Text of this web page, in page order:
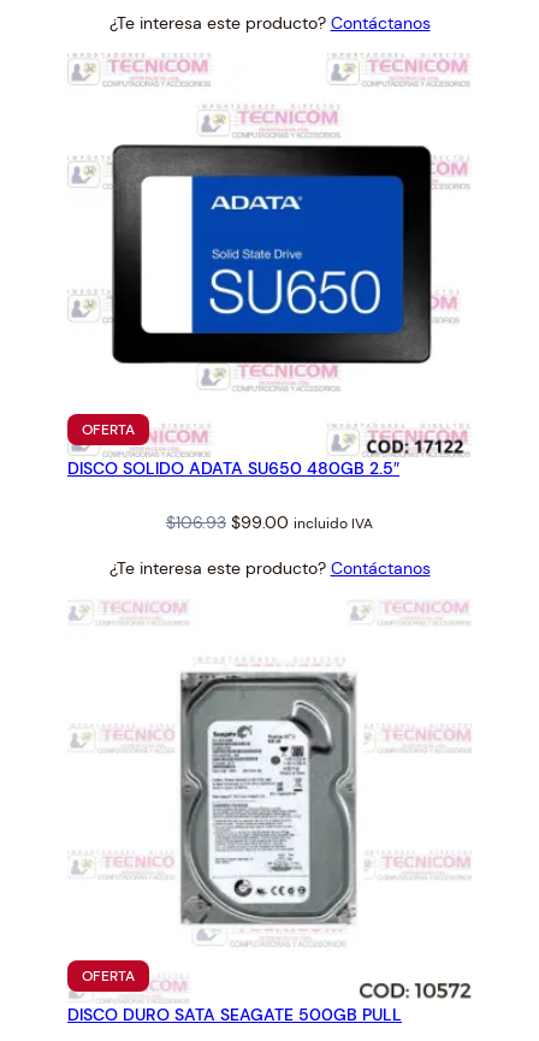
was:
is:
$110.00.
¿Te interesa este producto? Contáctanos
OFERTAPRODUCTO
EN
OFERTA
DISCO SOLIDO ADATA SU650 480GB 2.5″
$106.93 Original
was:
$99.00 Current
is:
incluido IVA
¿Te interesa este producto? Contáctanos
OFERTAPRODUCTO
EN
OFERTA
DISCO DURO SATA SEAGATE 500GB PULL